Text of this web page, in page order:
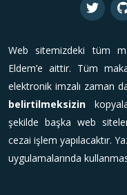
Web sitemizdeki tüm
Eldem’e aittir. Tüm
elektronik imzalı zaman
belirtilmeksizin
şekilde başka web
cezai işlem yapılacaktır.
uygulamalarında